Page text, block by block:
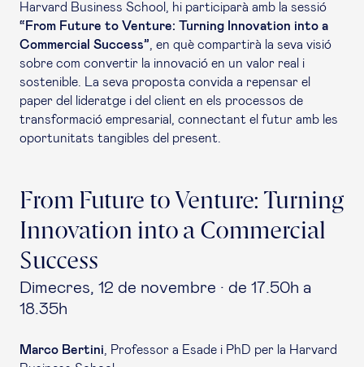
Harvard Business School, hi participarà amb la sessió
“From Future to Venture: Turning Innovation into a
Commercial Success” , en què compartirà la seva visió
sobre com convertir la innovació en un valor real i
sostenible. La seva proposta convida a repensar el
paper del lideratge i del client en els processos de
transformació empresarial, connectant el futur amb les
oportunitats tangibles del present.
From Future to Venture: Turning
Innovation into a Commercial
Success
Dimecres, 12 de novembre · de 17.50h a
18.35h
Marco Bertini , Professor a Esade i PhD per la Harvard